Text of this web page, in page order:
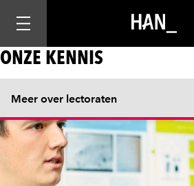
Mobiele navigatie openen
ONZE KENNIS
Meer over lectoraten